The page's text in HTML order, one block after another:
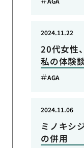
20代女性
私の体験
2024.11.22
AGA
ミノキシ
の併用
2024.11.06